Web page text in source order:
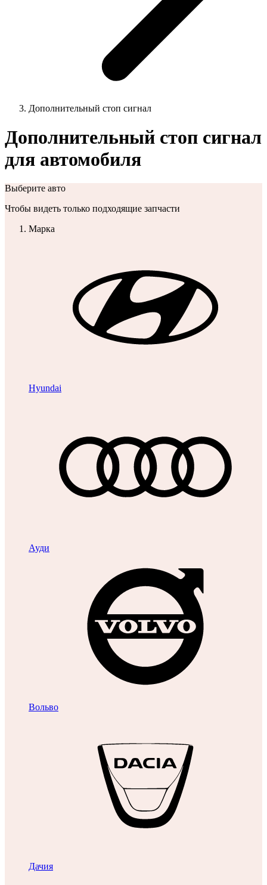
Дополнительный стоп сигнал
Дополнительный стоп сигнал
для автомобиля
Выберите авто
Чтобы видеть только подходящие запчасти
Марка
Hyundai
Ауди
Вольво
Дачия